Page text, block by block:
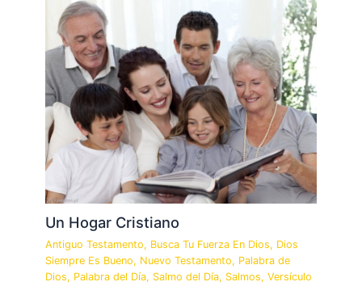
Un Hogar Cristiano
Antiguo Testamento, Busca Tu Fuerza En Dios, Dios
Siempre Es Bueno, Nuevo Testamento, Palabra de
Dios, Palabra del Día, Salmo del Día, Salmos,Versículo